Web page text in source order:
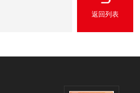
返回列表